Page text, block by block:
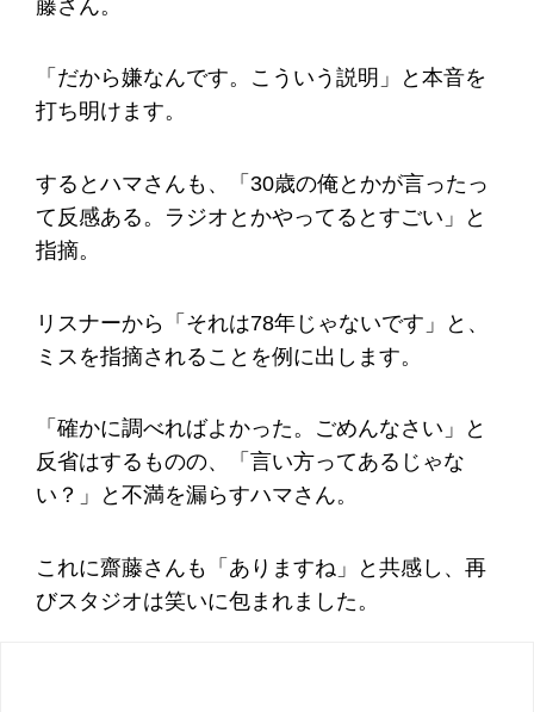
藤さん。
「だから嫌なんです。こういう説明」と本音を
打ち明けます。
するとハマさんも、「30歳の俺とかが言ったっ
て反感ある。ラジオとかやってるとすごい」と
指摘。
リスナーから「それは78年じゃないです」と、
ミスを指摘されることを例に出します。
「確かに調べればよかった。ごめんなさい」と
反省はするものの、「言い方ってあるじゃな
い？」と不満を漏らすハマさん。
これに齋藤さんも「ありますね」と共感し、再
びスタジオは笑いに包まれました。